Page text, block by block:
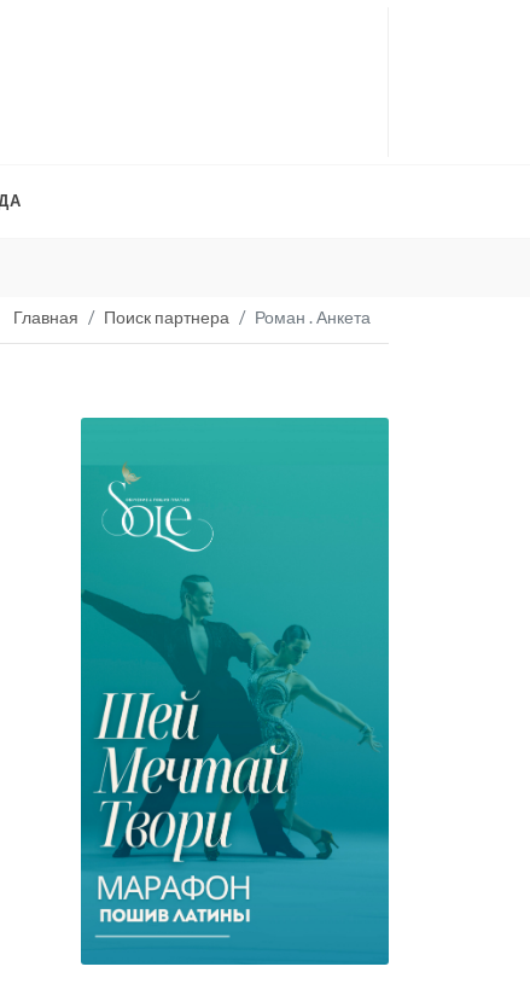
Главная Поиск партнера Роман . Анкета